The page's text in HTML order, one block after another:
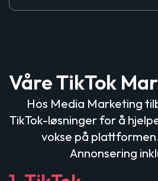
Våre TikTok
Hos Media Marketing
TikTok-løsninger for å
vokse på
Annonsering